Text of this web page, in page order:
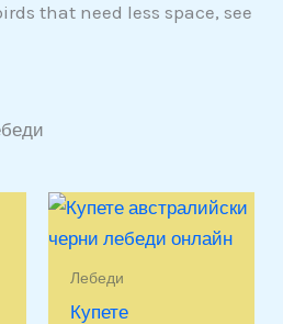
that need less space, see
Лебеди
Купете